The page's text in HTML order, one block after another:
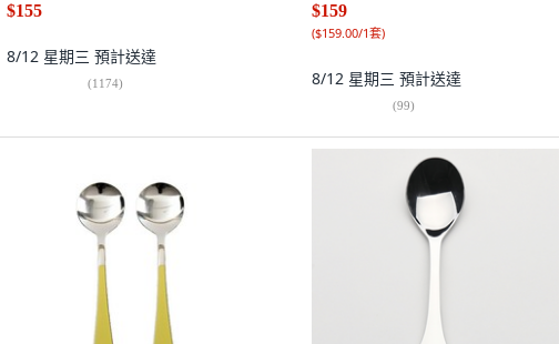
$155
8/12 星期三 預計送達
(1174)
$159
($159.00/1套)
8/12 星期三 預計送達
(99)